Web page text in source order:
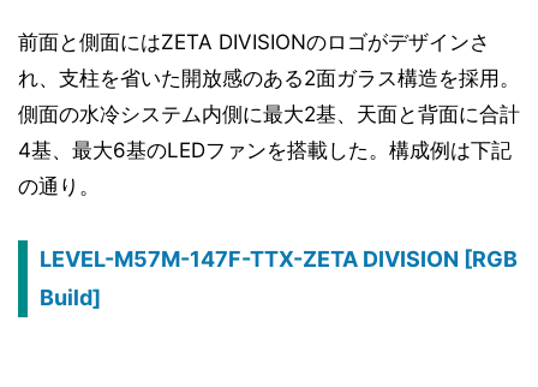
前面と側面にはZETA DIVISIONのロゴがデザインさ
れ、支柱を省いた開放感のある2面ガラス構造を採用。
側面の水冷システム内側に最大2基、天面と背面に合計
4基、最大6基のLEDファンを搭載した。構成例は下記
の通り。
LEVEL-M57M-147F-TTX-ZETA DIVISION [RGB
Build]